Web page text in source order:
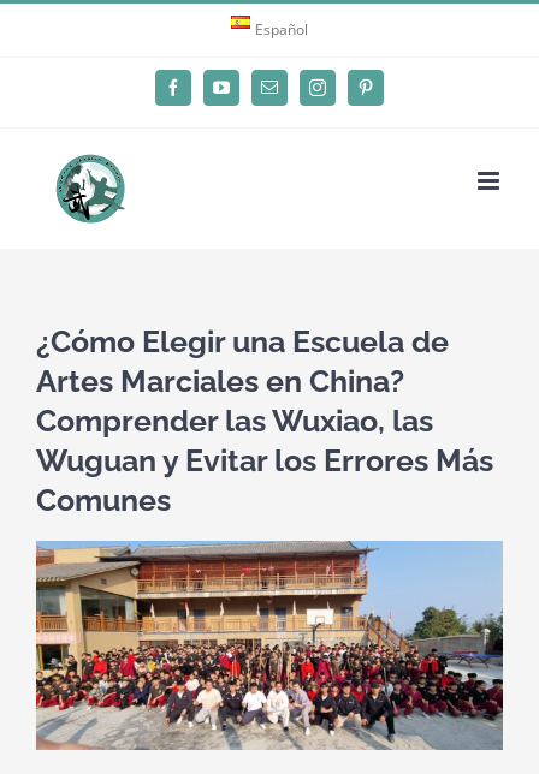
Español
FacebookYouTubeEmail InstagramPinterest
¿Cómo Elegir una Escuela de
Artes Marciales en China?
Comprender las Wuxiao, las
Wuguan y Evitar los Errores Más
Comunes
View
Larger
Image